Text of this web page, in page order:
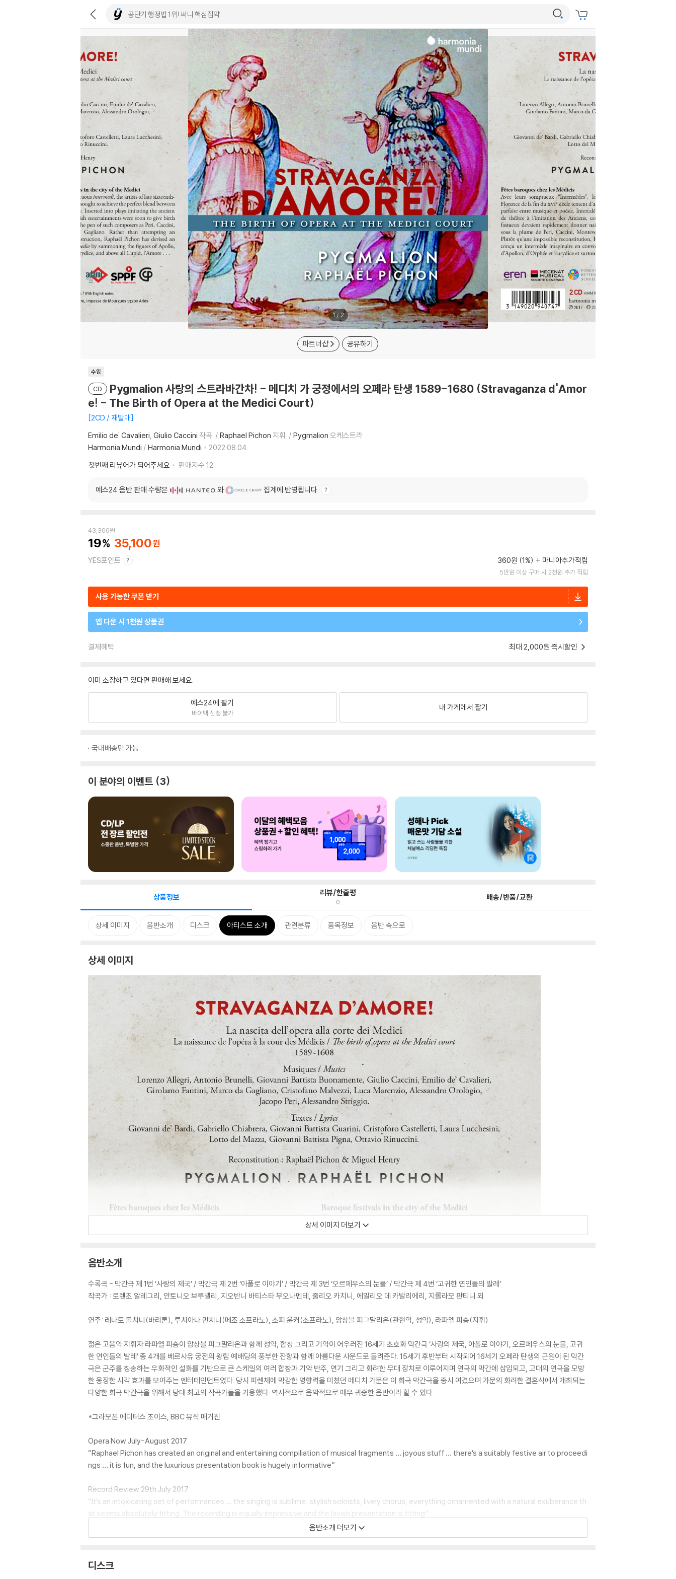
1/2
파트너샵 공유하기
수입
CD
Pygmalion 사랑의 스트라바간차! - 메디치 가 궁정에서의 오페라 탄생 1589-1680 (Stravaganza d'Amor
e! - The Birth of Opera at the Medici Court)
2CD / 재발매
Emilio de' Cavalieri Giulio Caccini 작곡 Raphael Pichon 지휘 Pygmalion 오케스트라
Harmonia Mundi / Harmonia Mundi
2022.08.04.
첫번째 리뷰어가 되어주세요
판매지수 12
예스24 음반 판매 수량은 와 집계에 반영됩니다.
43,300원
19 35,100
YES포인트 360원 (1%) 마니아추가적립
5만원 이상 구매 시 2천원 추가 적립
사용 가능한 쿠폰 받기
앱 다운 시 1천원 상품권
결제혜택 최대 2,000원 즉시할인
이미 소장하고 있다면 판매해 보세요.
예스24에 팔기
바이백 신청 불가
내 가게에서 팔기
국내배송만 가능
이 분야의 이벤트 3
상품정보 리뷰/한줄평
0 배송/반품/교환
상세 이미지 음반소개 디스크 아티스트 소개 관련분류 품목정보 음반 속으로
상세 이미지
상세 이미지 더보기
음반소개
수록곡 - 막간극 제 1번 ‘사랑의 제국’ / 막간극 제 2번 ‘아폴로 이야기’ / 막간극 제 3번 ‘오르페우스의 눈물’ / 막간극 제 4번 ‘고귀한 연인들의 발레’
작곡가 : 로렌초 알레그리, 안토니오 브루넬리, 지오반니 바티스타 부오나멘테, 줄리오 카치니, 에밀리오 데 카발리에리, 지롤라모 판티니 외
연주: 레나토 돌치니(바리톤), 루치아나 만치니(메조 소프라노), 소피 윤커(소프라노), 앙상블 피그말리온(관현악, 성악), 라파엘 피숑(지휘)
젊은 고음악 지휘자 라파엘 피숑이 앙상블 피그말리온과 함께 성악, 합창 그리고 기악이 어우러진 16세기 초호화 막간극 ‘사랑의 제국, 아폴로 이야기, 오르페우스의 눈물, 고귀
한 연인들의 발레’ 총 4개를 베르사유 궁전의 왕립 예배당의 풍부한 잔향과 함께 아름다운 사운드로 들려준다. 15세기 후반부터 시작되어 16세기 오페라 탄생의 근원이 된 막간
극은 군주를 칭송하는 우화적인 설화를 기반으로 큰 스케일의 여러 합창과 기악 반주, 연기 그리고 화려한 무대 장치로 이루어지며 연극의 막간에 삽입되고, 고대의 연극을 모방
한 웅장한 시각 효과를 보여주는 엔터테인먼트였다. 당시 피렌체에 막강한 영향력을 미쳤던 메디치 가문은 이 희극 막간극을 중시 여겼으며 가문의 화려한 결혼식에서 개최되는
다양한 희극 막간극을 위해서 당대 최고의 작곡가들을 기용했다. 역사적으로 음악적으로 매우 귀중한 음반이라 할 수 있다.
*그라모폰 에디터스 초이스, BBC 뮤직 매거진
Opera Now July-August 2017
“Raphael Pichon has created an original and entertaining compiliation of musical fragments … joyous stuff … there’s a suitably festive air to proceedi
ngs … it is fun, and the luxurious presentation book is hugely informative”
Record Review 29th July 2017
“It’s an intoxicating set of performances … the singing is sublime; stylish soloists, lively chorus, everything ornamented with a natural exuberance th
at seems absolutely fitting. The recording is equally impressive and the lavish presentation is fitting”
Financial Times 14th July 2017
음반소개 더보기
디스크